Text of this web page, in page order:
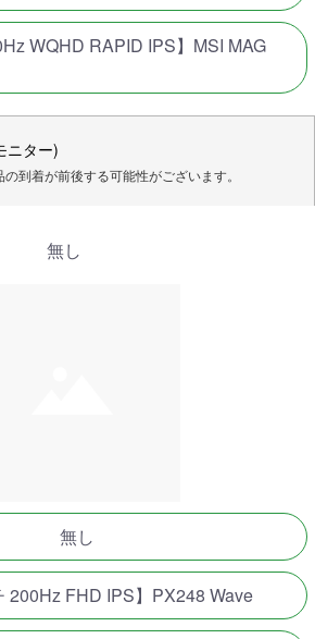
WQHD RAPID IPS】MSI MAG
ニター)
到着が前後する可能性がございます。
無し
無し
200Hz FHD IPS】PX248 Wave